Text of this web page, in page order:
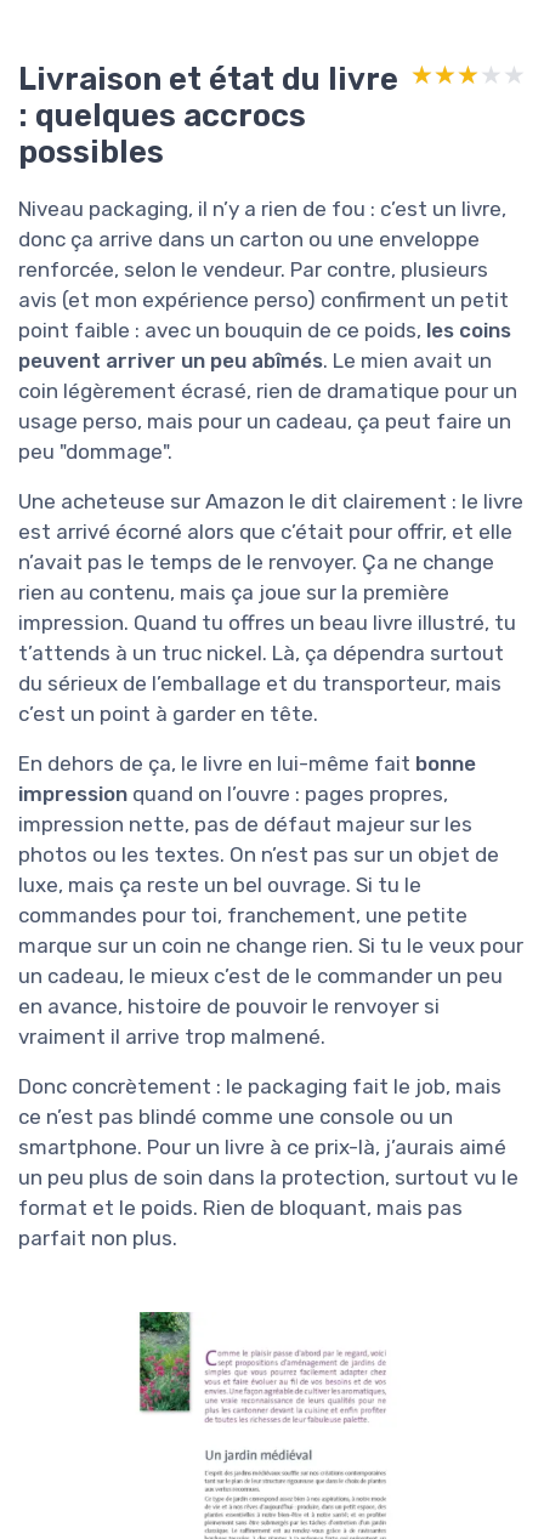
Livraison et état du livre
: quelques accrocs
possibles
★★★★★
★★★★★
Niveau packaging, il n’y a rien de fou : c’est un livre,
donc ça arrive dans un carton ou une enveloppe
renforcée, selon le vendeur. Par contre, plusieurs
avis (et mon expérience perso) confirment un petit
point faible : avec un bouquin de ce poids, les coins
peuvent arriver un peu abîmés. Le mien avait un
coin légèrement écrasé, rien de dramatique pour un
usage perso, mais pour un cadeau, ça peut faire un
peu "dommage".
Une acheteuse sur Amazon le dit clairement : le livre
est arrivé écorné alors que c’était pour offrir, et elle
n’avait pas le temps de le renvoyer. Ça ne change
rien au contenu, mais ça joue sur la première
impression. Quand tu offres un beau livre illustré, tu
t’attends à un truc nickel. Là, ça dépendra surtout
du sérieux de l’emballage et du transporteur, mais
c’est un point à garder en tête.
En dehors de ça, le livre en lui-même fait bonne
impression quand on l’ouvre : pages propres,
impression nette, pas de défaut majeur sur les
photos ou les textes. On n’est pas sur un objet de
luxe, mais ça reste un bel ouvrage. Si tu le
commandes pour toi, franchement, une petite
marque sur un coin ne change rien. Si tu le veux pour
un cadeau, le mieux c’est de le commander un peu
en avance, histoire de pouvoir le renvoyer si
vraiment il arrive trop malmené.
Donc concrètement : le packaging fait le job, mais
ce n’est pas blindé comme une console ou un
smartphone. Pour un livre à ce prix-là, j’aurais aimé
un peu plus de soin dans la protection, surtout vu le
format et le poids. Rien de bloquant, mais pas
parfait non plus.